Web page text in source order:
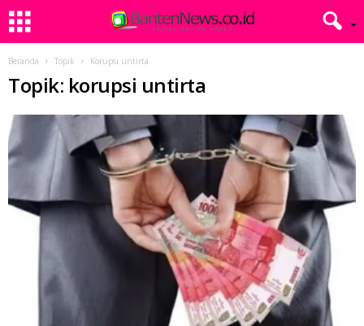
Beranda Topik Korupsi untirta
Topik: korupsi untirta